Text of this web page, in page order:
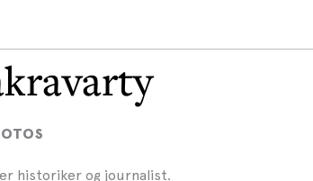
historiker og journalist.